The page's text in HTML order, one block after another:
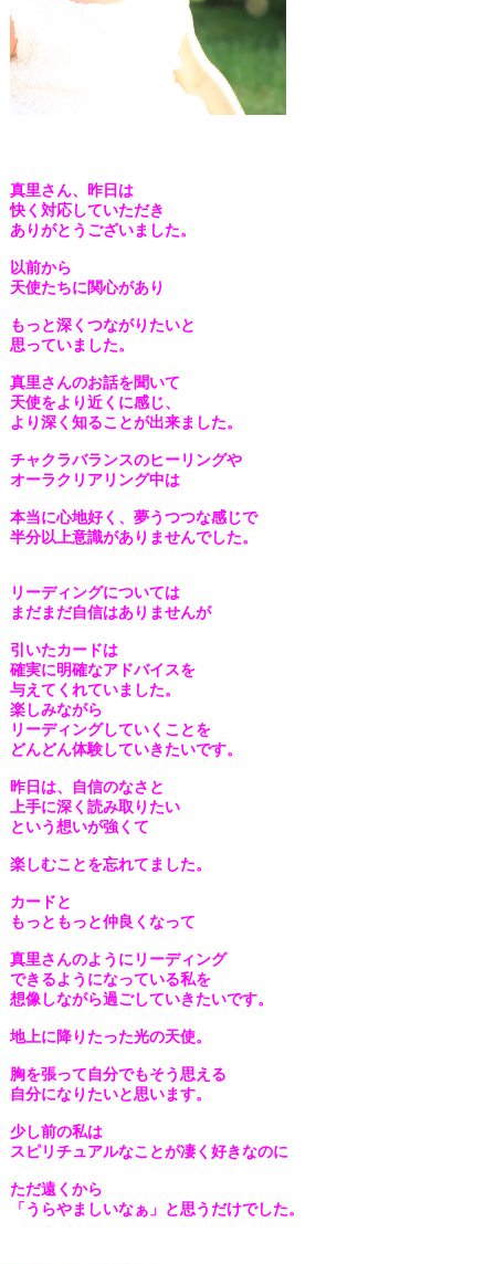
真里さん、昨日は
快く対応していただき
ありがとうございました。
以前から
天使たちに関心があり
もっと深くつながりたいと
思っていました。
真里さんのお話を聞いて
天使をより近くに感じ、
より深く知ることが出来ました。
チャクラバランスのヒーリングや
オーラクリアリング中は
本当に心地好く、夢うつつな感じで
半分以上意識がありませんでした。
リーディングについては
まだまだ自信はありませんが
引いたカードは
確実に明確なアドバイスを
与えてくれていました。
楽しみながら
リーディングしていくことを
どんどん体験していきたいです。
昨日は、自信のなさと
上手に深く読み取りたい
という想いが強くて
楽しむことを忘れてました。
カードと
もっともっと仲良くなって
真里さんのようにリーディング
できるようになっている私を
想像しながら過ごしていきたいです。
地上に降りたった光の天使。
胸を張って自分でもそう思える
自分になりたいと思います。
少し前の私は
スピリチュアルなことが凄く好きなのに
ただ遠くから
「うらやましいなぁ」と思うだけでした。